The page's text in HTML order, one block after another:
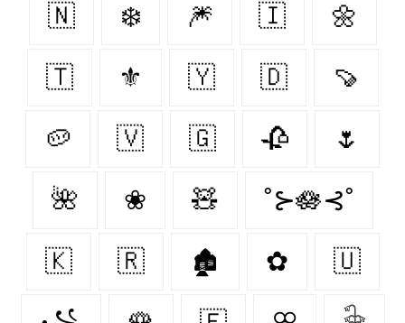
🇳‌ ❄️ 🎆 🇮‌ 🌼
🇹‌ ⚜ 🇾‌ 🇩‌ 🍠
🥔 🇻‌ 🇬‌ 🥀 🌷
🌺 ❀ 🧸 ˚⊱🪷⊰˚
🇰‌ 🇷‌ 🏚 ✿ 🇺‌